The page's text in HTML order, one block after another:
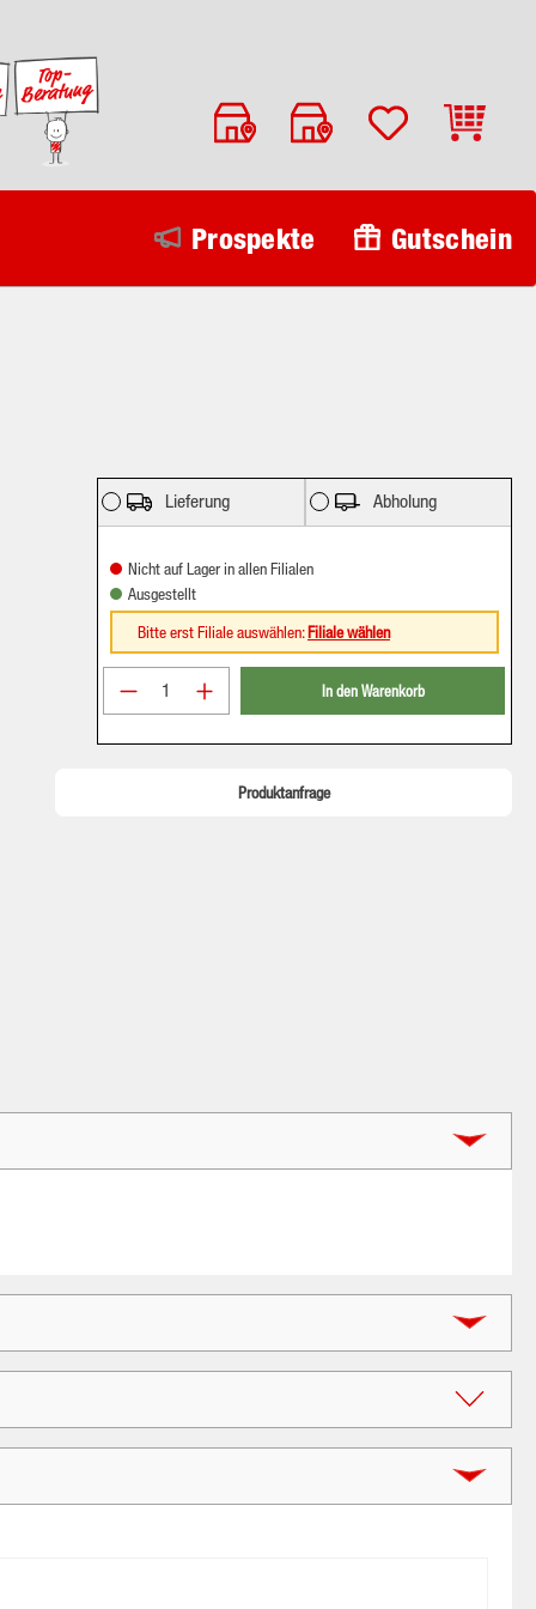
Prospekte Gutschein
Lieferung Abholung
Nicht auf Lager in allen Filialen
Ausgestellt
Bitte erst Filiale auswählen:Filiale wählen
Produkt Anzahl: Gib den gewünschten
In den Warenkorb
Produktanfrage